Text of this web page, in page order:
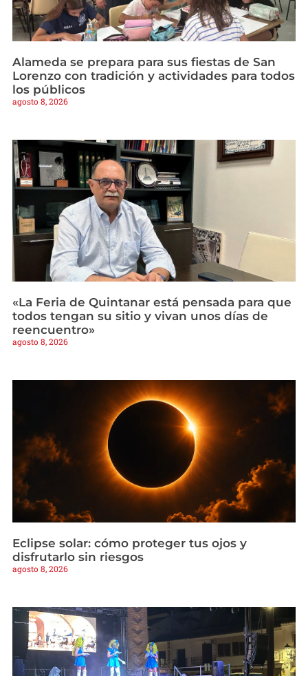
Alameda se prepara para sus fiestas de San
Lorenzo con tradición y actividades para todos
los públicos
agosto 8, 2026
«La Feria de Quintanar está pensada para que
todos tengan su sitio y vivan unos días de
reencuentro»
agosto 8, 2026
Eclipse solar: cómo proteger tus ojos y
disfrutarlo sin riesgos
agosto 8, 2026